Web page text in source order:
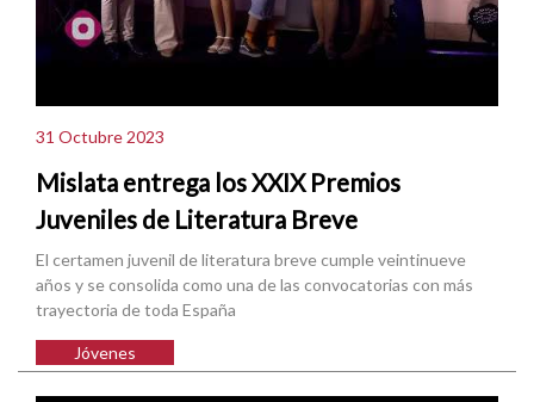
31 Octubre 2023
Mislata entrega los XXIX Premios
Juveniles de Literatura Breve
El certamen juvenil de literatura breve cumple veintinueve
años y se consolida como una de las convocatorias con más
trayectoria de toda España
Jóvenes